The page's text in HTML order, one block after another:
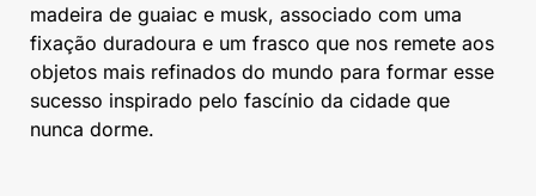
madeira de guaiac e musk, associado com uma
fixação duradoura e um frasco que nos remete aos
objetos mais refinados do mundo para formar esse
sucesso inspirado pelo fascínio da cidade que
nunca dorme.